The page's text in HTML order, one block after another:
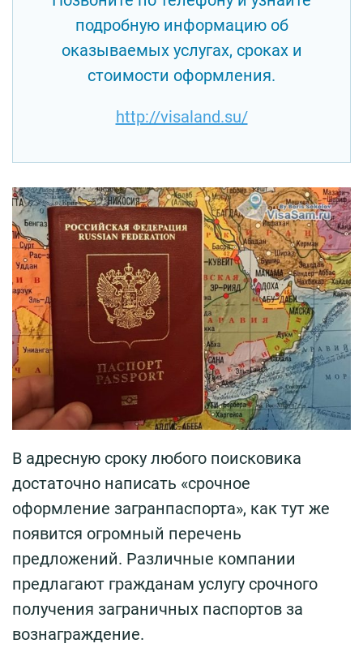
подробную информацию об
оказываемых услугах, сроках и
стоимости оформления.
http://visaland.su/
В адресную сроку любого поисковика
достаточно написать «срочное
оформление загранпаспорта», как тут же
появится огромный перечень
предложений. Различные компании
предлагают гражданам услугу срочного
получения заграничных паспортов за
вознаграждение.